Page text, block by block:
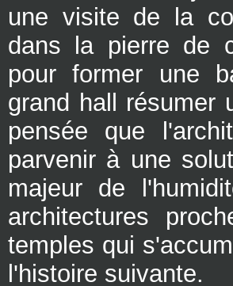
une visite de la
dans la pierre de
pour former une
grand hall résumer
pensée que
parvenir à une
majeur de
architectures
temples qui
l'histoire suivante.